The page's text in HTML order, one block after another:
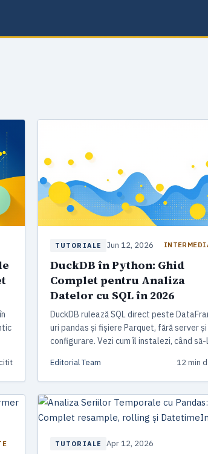
TUTORIALE Jun 12, 2026
DuckDB în Python: Ghid
Complet pentru Analiza
Datelor cu SQL în 2026
DuckDB rulează SQL direct peste
uri pandas și fișiere Parquet, fără server
configurare. Vezi cum îl instalezi, când să-l
performanță maximă din interogările tale
analitice în 2026.
Editorial Team 12 min
TUTORIALE Apr 12, 2026